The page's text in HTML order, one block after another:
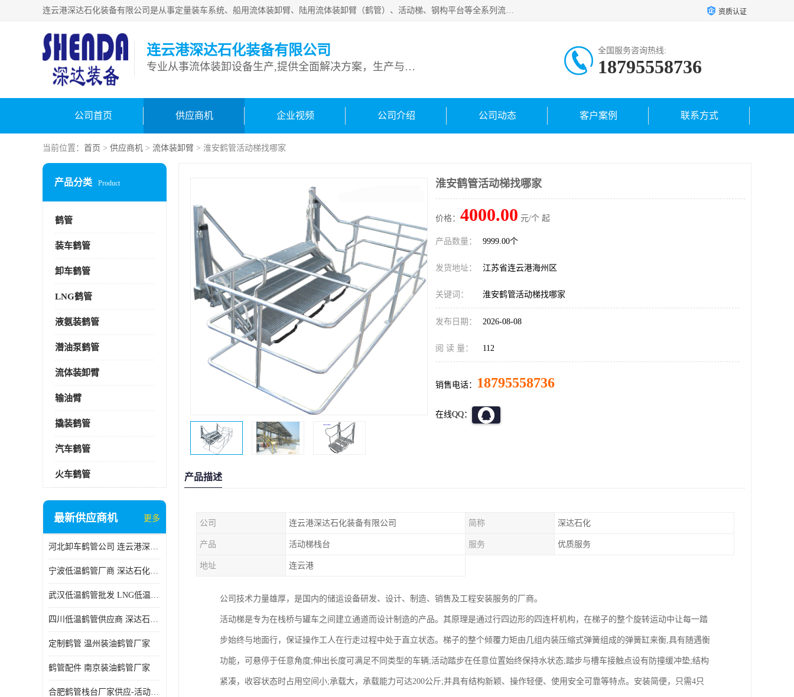
连云港深达石化装备有限公司是从事定量装车系统、船用流体装卸臂、陆用流体装卸臂（鹤管）、活动梯、钢构平台等全系列流体装卸设备的设计、制造、销售以及服务的专业供应商。公司始终以客户为中心，密切跟踪国内外油气储运及装卸设备先进技术的发展，以先进的技术、优质的产品、一流的服务，满足客户需求。 资质认证
连云港深达石化装备有限公司
专业从事流体装卸设备生产,提供全面解决方案，生产与定制服务
全国服务咨询热线:
18795558736
公司首页 供应商机 企业视频 公司介绍 公司动态 客户案例 联系方式
当前位置： 首页 > 供应商机 > 流体装卸臂 > 淮安鹤管活动梯找哪家
产品分类 Product
鹤管
装车鹤管
卸车鹤管
LNG鹤管
液氨装鹤管
潜油泵鹤管
流体装卸臂
输油臂
撬装鹤管
汽车鹤管
火车鹤管
最新供应商机 更多
河北卸车鹤管公司 连云港深达石化装备有限公司
宁波低温鹤管厂商 深达石化装备有限公司
武汉低温鹤管批发 LNG低温鹤管生产商
四川低温鹤管供应商 深达石化装备
定制鹤管 温州装油鹤管厂家
鹤管配件 南京装油鹤管厂家
合肥鹤管栈台厂家供应-活动梯栈台厂商
淮安鹤管活动梯找哪家
价格： 4000.00 元/个 起
产品数量： 9999.00个
发货地址： 江苏省连云港海州区
关键词： 淮安鹤管活动梯找哪家
发布日期： 2026-08-08
阅 读 量： 112
销售电话： 18795558736
在线QQ：
产品描述
公司 连云港深达石化装备有限公司 简称 深达石化
产品 活动梯栈台 服务 优质服务
地址 连云港
公司技术力量雄厚，是国内的储运设备研发、设计、制造、销售及工程安装服务的厂商。
活动梯是专为在栈桥与罐车之间建立通道而设计制造的产品。其原理是通过行四边形的四连杆机构，在梯子的整个旋转运动中让每一踏
步始终与地面行，保证操作工人在行走过程中处于直立状态。梯子的整个倾覆力矩由几组内装压缩式弹簧组成的弹簧缸来衡,具有随遇衡
功能，可悬停于任意角度;伸出长度可满足不同类型的车辆;活动踏步在任意位置始终保持水状态;踏步与槽车接触点设有防撞缓冲垫;结构
紧凑，收容状态时占用空间小;承载大，承载能力可达200公斤;并具有结构新颖、操作轻便、使用安全可靠等特点。安装简便，只需4只